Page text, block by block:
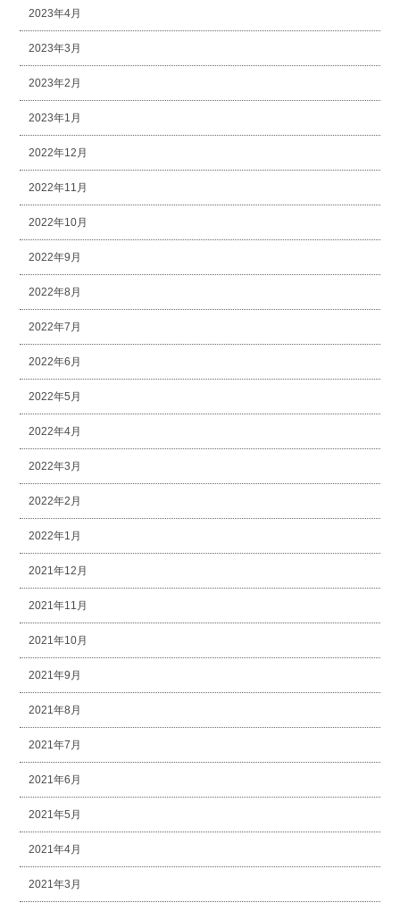
2023年4月
2023年3月
2023年2月
2023年1月
2022年12月
2022年11月
2022年10月
2022年9月
2022年8月
2022年7月
2022年6月
2022年5月
2022年4月
2022年3月
2022年2月
2022年1月
2021年12月
2021年11月
2021年10月
2021年9月
2021年8月
2021年7月
2021年6月
2021年5月
2021年4月
2021年3月